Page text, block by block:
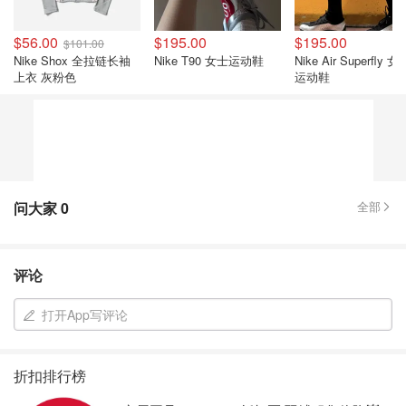
$56.00 $101.00
Nike Shox 全拉链长袖
上衣 灰粉色
$195.00
Nike T90 女士运动鞋
$195.00
Nike Air Superfly 女
运动鞋
问大家0 全部
评论
打开App写评论
折扣排行榜